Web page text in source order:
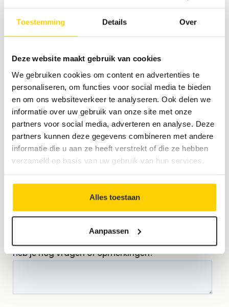
Toestemming Details Over
Deze website maakt gebruik van cookies
We gebruiken cookies om content en advertenties te
personaliseren, om functies voor social media te bieden
en om ons websiteverkeer te analyseren. Ook delen we
informatie over uw gebruik van onze site met onze
partners voor social media, adverteren en analyse. Deze
partners kunnen deze gegevens combineren met andere
informatie die u aan ze heeft verstrekt of die ze hebben
verzameld op basis van uw gebruik van hun services.
Alles toestaan
Aanpassen